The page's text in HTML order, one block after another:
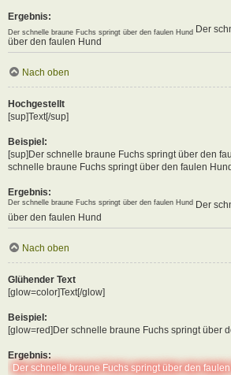
Ergebnis:
Der schnelle braune Fuchs springt über den faulen Hund Der
über den faulen Hund
Nach oben
Hochgestellt
[sup]Text[/sup]
Beispiel:
[sup]Der schnelle braune Fuchs springt über den
schnelle braune Fuchs springt über den faulen Hund
Ergebnis:
Der schnelle braune Fuchs springt über den faulen Hund Der
über den faulen Hund
Nach oben
Glühender Text
[glow=color]Text[/glow]
Beispiel:
[glow=red]Der schnelle braune Fuchs springt über
Ergebnis:
Der schnelle braune Fuchs springt über den